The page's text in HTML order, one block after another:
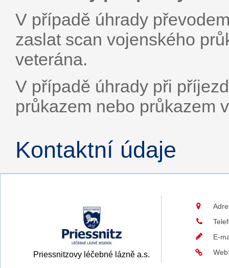
V případě úhrady
zaslat scan vojenského
veterána.
V případě úhrady při
průkazem nebo průkazem
Kontaktní údaje
Priessnitzovy léčebné lázně a.s.
E-